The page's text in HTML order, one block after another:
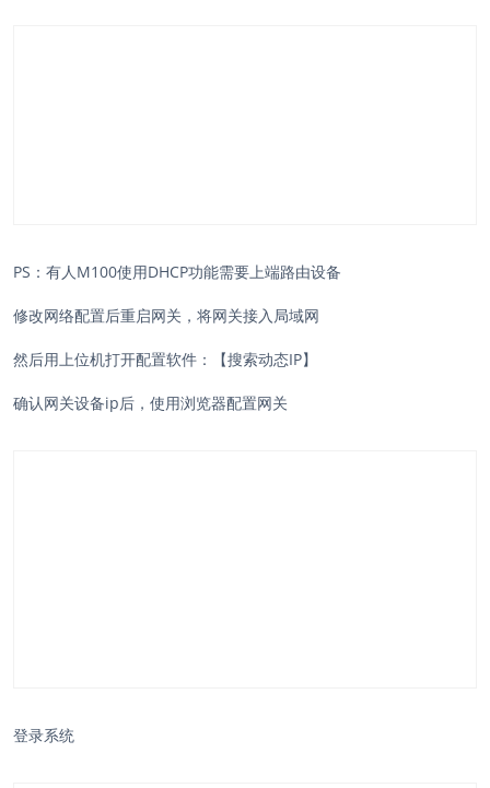
PS：有人M100使用DHCP功能需要上端路由设备
修改网络配置后重启网关，将网关接入局域网
然后用上位机打开配置软件：【搜索动态IP】
确认网关设备ip后，使用浏览器配置网关
登录系统